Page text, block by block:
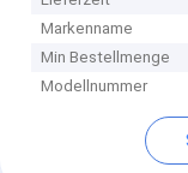
Markenname
Min Bestellmenge
Modellnummer